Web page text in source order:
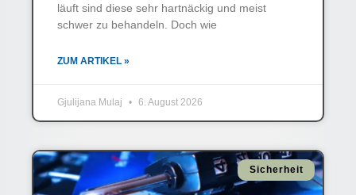
läuft sind diese sehr hartnäckig und meist
schwer zu behandeln. Doch wie
ZUM ARTIKEL »
Gjulijana Mulaj 6. August 2026
Sicherheit